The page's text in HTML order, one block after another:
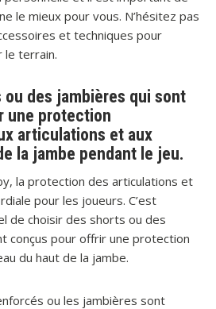
le mieux pour vous. N’hésitez pas
et techniques pour
le terrain.
des jambières qui sont
une protection
articulations et aux
la jambe pendant le jeu.
la protection des articulations et
pour les joueurs. C’est
de choisir des shorts ou des
conçus pour offrir une protection
du haut de la jambe.
ou les jambières sont